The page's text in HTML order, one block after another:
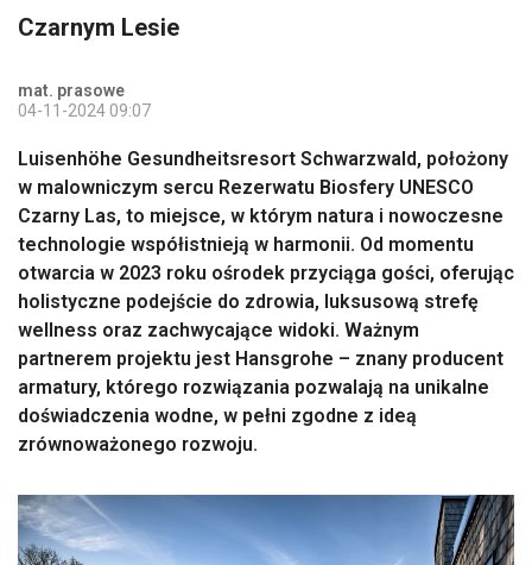
Czarnym Lesie
mat. prasowe
04-11-2024 09:07
Luisenhöhe Gesundheitsresort Schwarzwald, położony
w malowniczym sercu Rezerwatu Biosfery UNESCO
Czarny Las, to miejsce, w którym natura i nowoczesne
technologie współistnieją w harmonii. Od momentu
otwarcia w 2023 roku ośrodek przyciąga gości, oferując
holistyczne podejście do zdrowia, luksusową strefę
wellness oraz zachwycające widoki. Ważnym
partnerem projektu jest Hansgrohe – znany producent
armatury, którego rozwiązania pozwalają na unikalne
doświadczenia wodne, w pełni zgodne z ideą
zrównoważonego rozwoju.